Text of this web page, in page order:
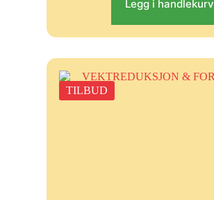
Legg i handlekurv
TILBUD